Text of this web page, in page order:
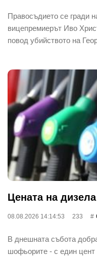
Правосъдието се гради
вицепремиерът Иво
повод убийството на
Цената на
08.08.2026 14:14:53 233
В днешната събота
шофьорите - с един цент